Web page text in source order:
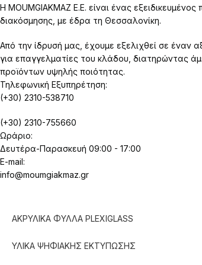
Η MOUMGIAKMAZ E.E. είναι ένας
διακόσμησης, με έδρα τη Θεσσαλονίκη.
Από την ίδρυσή μας, έχουμε εξελιχθεί σε έναν
για επαγγελματίες του κλάδου, διατηρώντας
προϊόντων υψηλής ποιότητας.
Τηλεφωνική Εξυπηρέτηση:
(+30) 2310-538710
(+30) 2310-755660
Ωράριο:
Δευτέρα-Παρασκευή 09:00 - 17:00
E-mail:
info@moumgiakmaz.gr
ΑΚΡΥΛΙΚΑ ΦΥΛΛΑ PLEXIGLASS
ΥΛΙΚΑ ΨΗΦΙΑΚΗΣ ΕΚΤΥΠΩΣΗΣ